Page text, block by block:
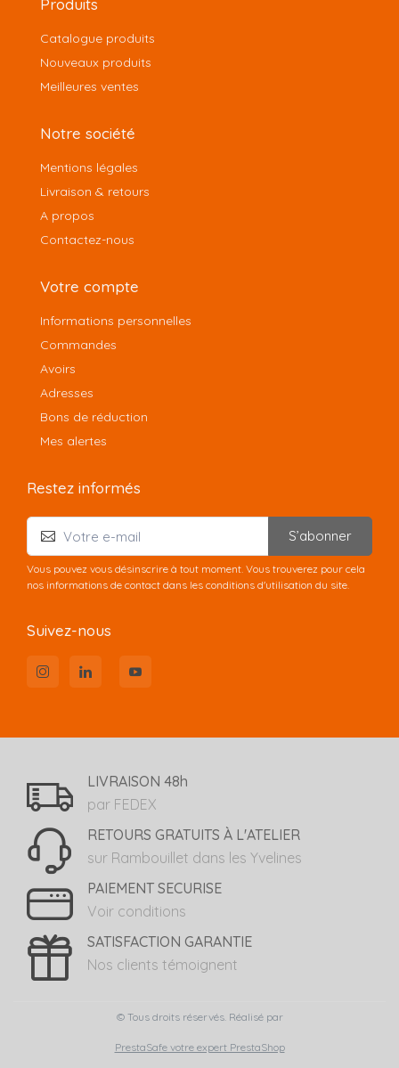
Produits
Catalogue produits
Nouveaux produits
Meilleures ventes
Notre société
Mentions légales
Livraison & retours
A propos
Contactez-nous
Votre compte
Informations personnelles
Commandes
Avoirs
Adresses
Bons de réduction
Mes alertes
Restez informés
S’abonner
Vous pouvez vous désinscrire à tout moment. Vous trouverez pour cela
nos informations de contact dans les conditions d'utilisation du site.
Suivez-nous
LIVRAISON 48h
par FEDEX
RETOURS GRATUITS À L'ATELIER
sur Rambouillet dans les Yvelines
PAIEMENT SECURISE
Voir conditions
SATISFACTION GARANTIE
Nos clients témoignent
© Tous droits réservés. Réalisé par
PrestaSafe votre expert PrestaShop